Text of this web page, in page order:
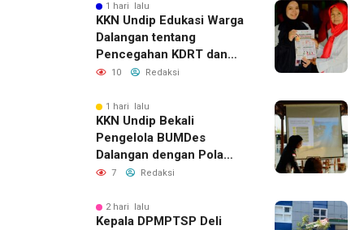
1 hari lalu
KKN Undip Edukasi Warga
Dalangan tentang
Pencegahan KDRT dan
Komunikasi Keluarga
10 Redaksi
1 hari lalu
KKN Undip Bekali
Pengelola BUMDes
Dalangan dengan Pola
Pikir Inovatif
7 Redaksi
2 hari lalu
Kepala DPMPTSP Deli